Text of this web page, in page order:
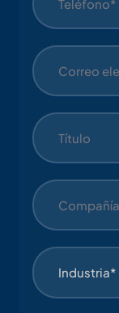
Industria*